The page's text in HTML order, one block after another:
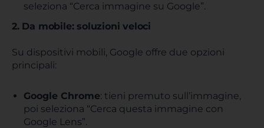
seleziona “Cerca immagine su Google”.
2. Da mobile: soluzioni veloci
Su dispositivi mobili, Google offre due opzioni
principali:
Google Chrome: tieni premuto sull’immagine,
poi seleziona “Cerca questa immagine con
Google Lens”.